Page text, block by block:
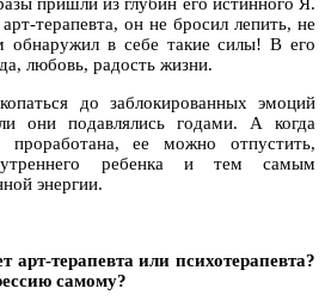
терапевта, он не бросил лепить, не
обнаружил в себе такие силы! В его
любовь, радость жизни.
до заблокированных эмоций
они подавлялись годами. А когда
проработана, ее можно отпустить,
ребенка и тем самым
энергии.
арт-терапевта или психотерапевта?
самому?